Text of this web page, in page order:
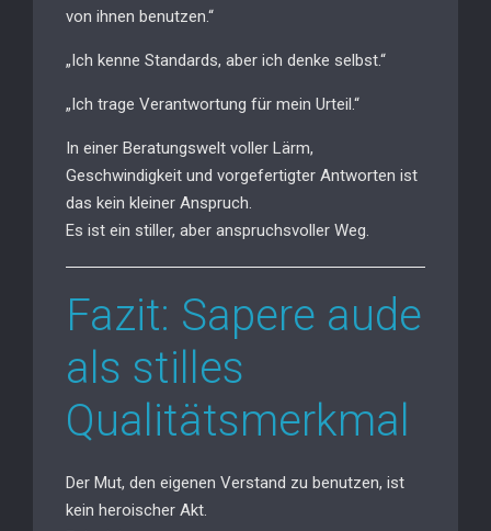
von ihnen benutzen.“
„Ich kenne Standards, aber ich denke selbst.“
„Ich trage Verantwortung für mein Urteil.“
In einer Beratungswelt voller Lärm,
Geschwindigkeit und vorgefertigter Antworten ist
das kein kleiner Anspruch.
Es ist ein stiller, aber anspruchsvoller Weg.
Fazit: Sapere aude
als stilles
Qualitätsmerkmal
Der Mut, den eigenen Verstand zu benutzen, ist
kein heroischer Akt.